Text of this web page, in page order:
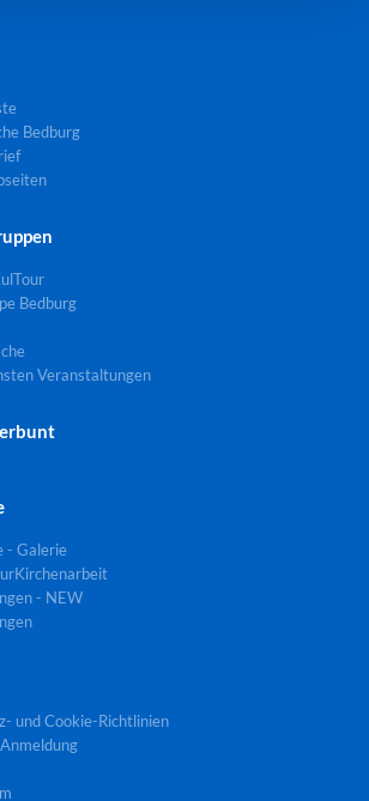
Bedburg
Bedburg
Veranstaltungen
- Galerie
- NEW
und Cookie-Richtlinien